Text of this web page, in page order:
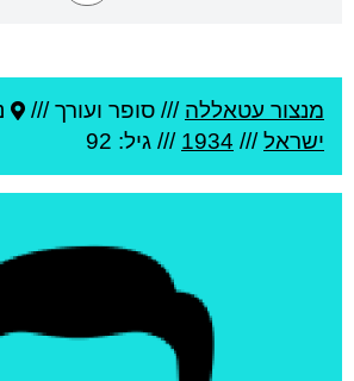
מנצור עטאללה /// סופר ועורך ///
ישראל///
1934 /// גיל: 92